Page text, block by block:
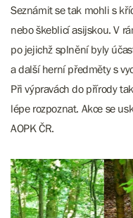
Seznámit se tak mohli s
nebo škeblicí asijskou. V
po jejichž splnění byly
a další herní předměty s
Při výpravách do přírody
lépe rozpoznat. Akce se
AOPK ČR.